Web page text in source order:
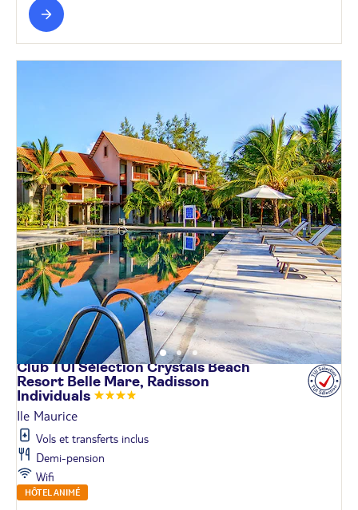
Club TUI Sélection Crystals Beach
Resort Belle Mare, Radisson
Individuals
Ile Maurice
Vols et transferts inclus
Demi-pension
Wifi
HÔTEL ANIMÉ